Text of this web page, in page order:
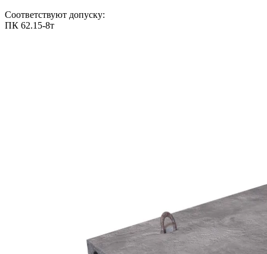
Соответствуют допуску:
ПК 62.15-8т